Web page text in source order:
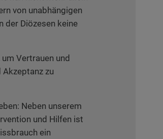
von unabhängigen
der Diözesen keine
Vertrauen und
zu
Neben unserem
und Hilfen ist
ein